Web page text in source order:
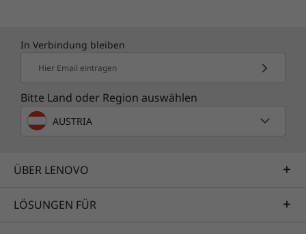
In Verbindung bleiben
Hier Email eintragen
Bitte Land oder Region auswählen
AUSTRIA
ÜBER LENOVO
LÖSUNGEN FÜR